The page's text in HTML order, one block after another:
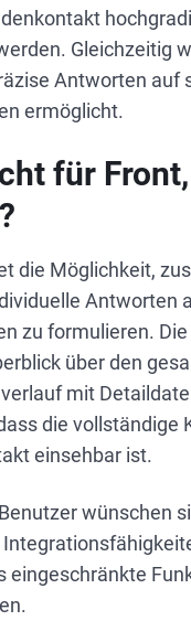
Gleichzeitig
Antworten auf
ermöglicht.
für
die Möglichkeit,
Antworten
zu formulieren.
über den
mit
die vollständige
einsehbar ist.
wünschen
eingeschränkte